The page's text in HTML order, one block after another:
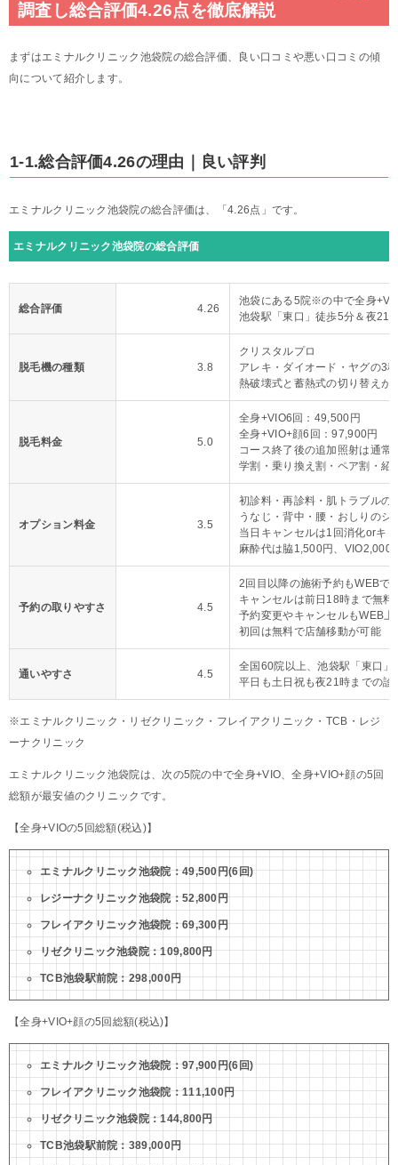
調査し総合評価4.26点を徹底解説
まずはエミナルクリニック池袋院の総合評価、良い口コミや悪い口コミの傾
向について紹介します。
1-1.総合評価4.26の理由｜良い評判
エミナルクリニック池袋院の総合評価は、「4.26点」です。
エミナルクリニック池袋院の総合評価
総合評価 4.26
池袋にある5院※の中で全身
池袋駅「東口」徒歩5分＆夜21
脱毛機の種類 3.8
クリスタルプロ
アレキ・ダイオード・ヤグの3
熱破壊式と蓄熱式の切り替えが
脱毛料金 5.0
全身+VIO6回：49,500円
全身+VIO+顔6回：97,900円
コース終了後の追加照射は通常
学割・乗り換え割・ペア割・紹
オプション料金 3.5
初診料・再診料・肌トラブルの
うなじ・背中・腰・おしりのシ
当日キャンセルは1回消化orキ
麻酔代は脇1,500円、VIO2,000
予約の取りやすさ 4.5
2回目以降の施術予約もWEBで
キャンセルは前日18時まで無料
予約変更やキャンセルもWEB上
初回は無料で店舗移動が可能
通いやすさ 4.5
全国60院以上、池袋駅「東口」
平日も土日祝も夜21時までの診
※エミナルクリニック・リゼクリニック・フレイアクリニック・TCB・レジ
ーナクリニック
エミナルクリニック池袋院は、次の5院の中で全身+VIO、全身+VIO+顔の5回
総額が最安値のクリニックです。
【全身+VIOの5回総額(税込)】
エミナルクリニック池袋院：49,500円(6回)
レジーナクリニック池袋院：52,800円
フレイアクリニック池袋院：69,300円
リゼクリニック池袋院：109,800円
TCB池袋駅前院：298,000円
【全身+VIO+顔の5回総額(税込)】
エミナルクリニック池袋院：97,900円(6回)
フレイアクリニック池袋院：111,100円
リゼクリニック池袋院：144,800円
TCB池袋駅前院：389,000円